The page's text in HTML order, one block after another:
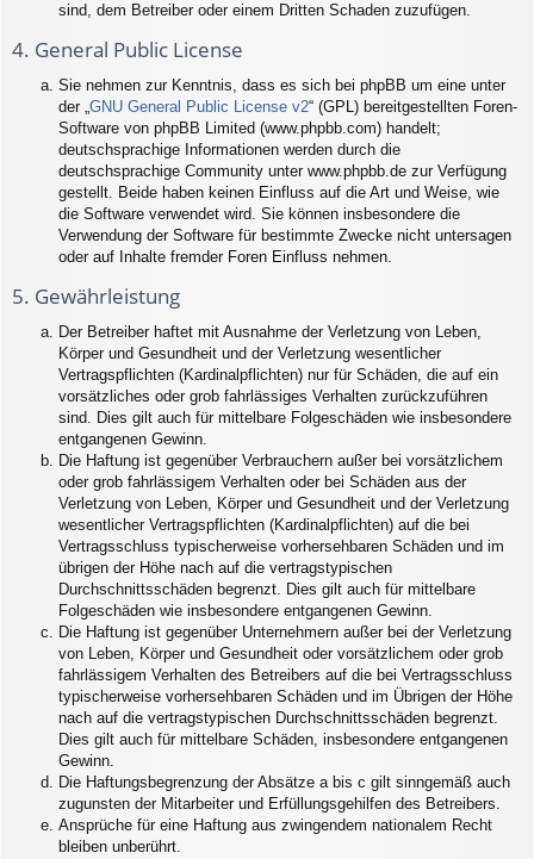
sind, dem Betreiber oder einem Dritten Schaden zuzufügen.
4. General Public License
Sie nehmen zur Kenntnis, dass es sich bei phpBB um eine unter
der „GNU General Public License v2“ (GPL) bereitgestellten Foren-
Software von phpBB Limited (www.phpbb.com) handelt;
deutschsprachige Informationen werden durch die
deutschsprachige Community unter www.phpbb.de zur Verfügung
gestellt. Beide haben keinen Einfluss auf die Art und Weise, wie
die Software verwendet wird. Sie können insbesondere die
Verwendung der Software für bestimmte Zwecke nicht untersagen
oder auf Inhalte fremder Foren Einfluss nehmen.
5. Gewährleistung
Der Betreiber haftet mit Ausnahme der Verletzung von Leben,
Körper und Gesundheit und der Verletzung wesentlicher
Vertragspflichten (Kardinalpflichten) nur für Schäden, die auf ein
vorsätzliches oder grob fahrlässiges Verhalten zurückzuführen
sind. Dies gilt auch für mittelbare Folgeschäden wie insbesondere
entgangenen Gewinn.
Die Haftung ist gegenüber Verbrauchern außer bei vorsätzlichem
oder grob fahrlässigem Verhalten oder bei Schäden aus der
Verletzung von Leben, Körper und Gesundheit und der Verletzung
wesentlicher Vertragspflichten (Kardinalpflichten) auf die bei
Vertragsschluss typischerweise vorhersehbaren Schäden und im
übrigen der Höhe nach auf die vertragstypischen
Durchschnittsschäden begrenzt. Dies gilt auch für mittelbare
Folgeschäden wie insbesondere entgangenen Gewinn.
Die Haftung ist gegenüber Unternehmern außer bei der Verletzung
von Leben, Körper und Gesundheit oder vorsätzlichem oder grob
fahrlässigem Verhalten des Betreibers auf die bei Vertragsschluss
typischerweise vorhersehbaren Schäden und im Übrigen der Höhe
nach auf die vertragstypischen Durchschnittsschäden begrenzt.
Dies gilt auch für mittelbare Schäden, insbesondere entgangenen
Gewinn.
Die Haftungsbegrenzung der Absätze a bis c gilt sinngemäß auch
zugunsten der Mitarbeiter und Erfüllungsgehilfen des Betreibers.
Ansprüche für eine Haftung aus zwingendem nationalem Recht
bleiben unberührt.